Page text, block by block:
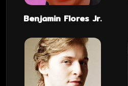
Benjamin Flores Jr.